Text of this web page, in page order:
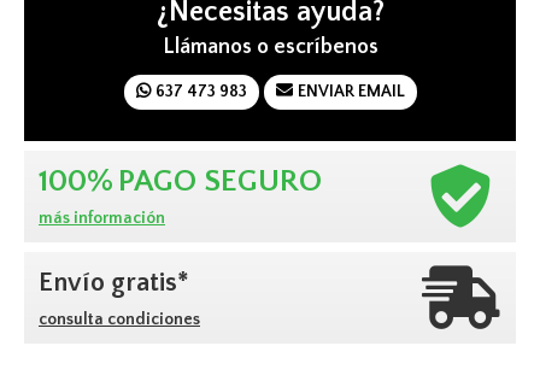
¿Necesitas ayuda?
Llámanos o escríbenos
637 473 983 ENVIAR EMAIL
100% PAGO SEGURO
más información
Envío gratis*
consulta condiciones